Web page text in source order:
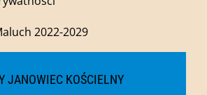
2022-2029
JANOWIEC KOŚCIELNY